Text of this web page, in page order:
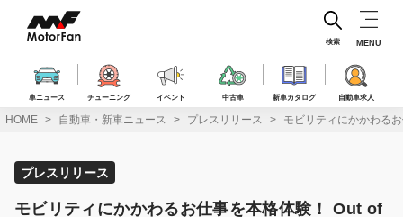
ス
車ニュース チューニング イベント 中古車 新車カタログ 自動車求人
検索 MENU
HOME 自動車・新車ニュース プレスリリース モビリティにかかわる
プレスリリース
モビリティにかかわるお仕事を本格体験！ Out of